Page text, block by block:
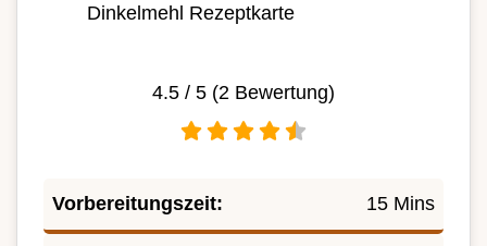
Dinkelmehl Rezeptkarte
4.5 / 5 (2 Bewertung)
Vorbereitungszeit: 15 Mins